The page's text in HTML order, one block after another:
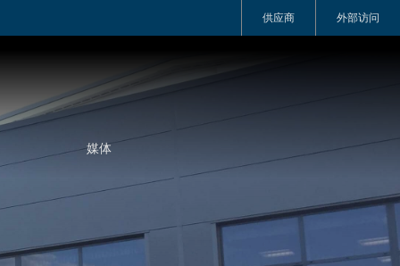
供应商 外部访问
媒体